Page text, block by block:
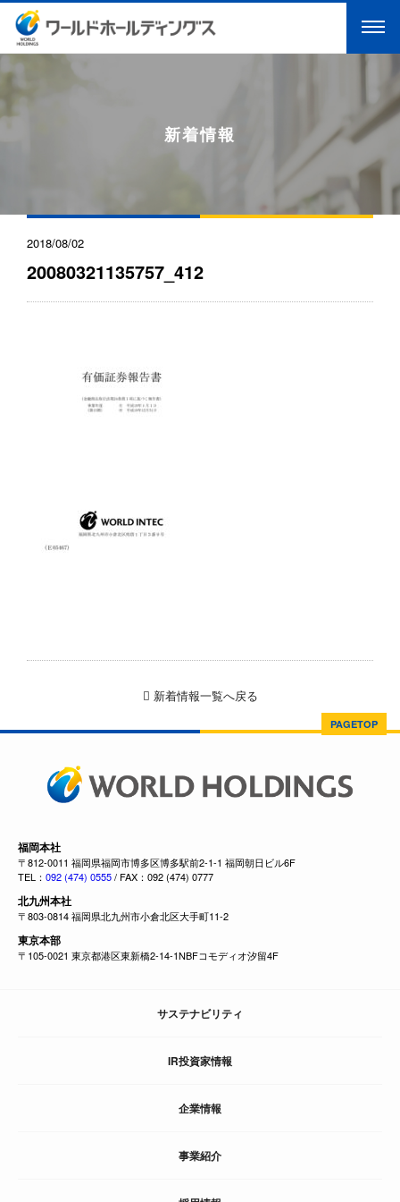
新着情報
2018/08/02
20080321135757_412
新着情報一覧へ戻る
PAGETOP
福岡本社
〒812-0011 福岡県福岡市博多区博多駅前2-1-1 福岡朝日ビル6F
TEL： 092 (474) 0555/ FAX：092 (474) 0777
北九州本社
〒803-0814 福岡県北九州市小倉北区大手町11-2
東京本部
〒105-0021 東京都港区東新橋2-14-1NBFコモディオ汐留4F
サステナビリティ
IR投資家情報
企業情報
事業紹介